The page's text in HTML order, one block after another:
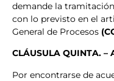
demande la
con lo previsto en el
General de Procesos
CLÁUSULA QUINTA. –
Por encontrarse de